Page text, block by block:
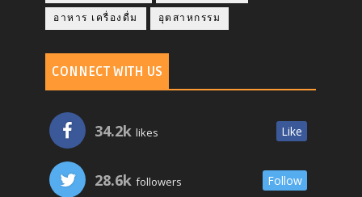
อาหาร เครื่องดื่ม อุตสาหกรรม
CONNECT WITH US
34.2k likes Like
28.6k followers Follow